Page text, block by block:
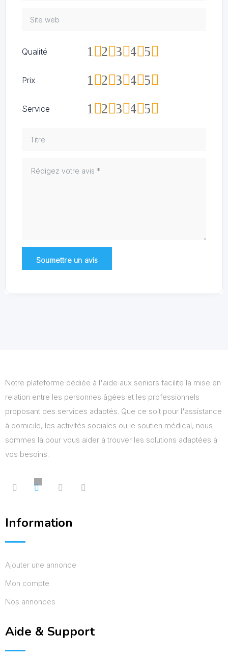
Qualité 5
4
3
2
1
Prix 5
4
3
2
1
Service 5
4
3
2
1
Notre plateforme dédiée à l'aide aux seniors facilite la mise en
relation entre les personnes âgées et les professionnels
proposant des services adaptés. Que ce soit pour l'assistance
à domicile, les activités sociales ou le soutien médical, nous
sommes là pour vous aider à trouver les solutions adaptées à
vos besoins.
Information
Ajouter une annonce
Mon compte
Nos annonces
Aide & Support